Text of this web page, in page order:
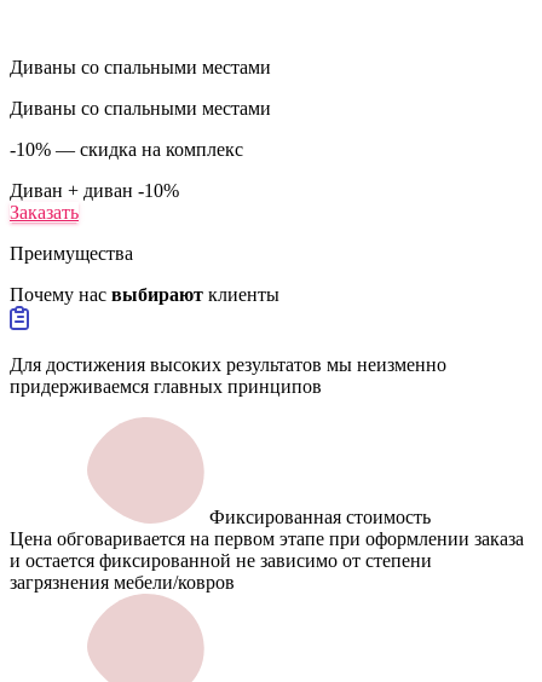
Диваны со спальными местами
Диваны со спальными местами
-10% — скидка на комплекс
Диван + диван -10%
Заказать
Преимущества
Почему нас выбирают клиенты
Для достижения высоких результатов мы неизменно
придерживаемся главных принципов
Фиксированная стоимость
Цена обговаривается на первом этапе при оформлении заказа
и остается фиксированной не зависимо от степени
загрязнения мебели/ковров